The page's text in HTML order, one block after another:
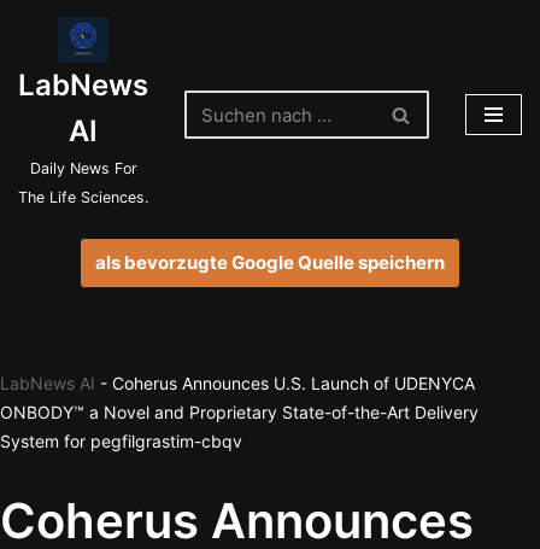
Inhalt
springen
LabNews
AI
Daily News For
The Life Sciences.
als bevorzugte Google Quelle speichern
LabNews AI - Coherus Announces U.S. Launch of UDENYCA
ONBODY™ a Novel and Proprietary State-of-the-Art Delivery
System for pegfilgrastim-cbqv
Coherus Announces